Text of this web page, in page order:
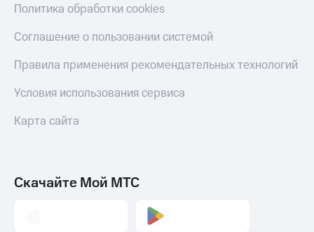
Политика обработки cookies
Соглашение о пользовании системой
Правила применения рекомендательных технологий
Условия использования сервиса
Карта сайта
Скачайте Мой МТС